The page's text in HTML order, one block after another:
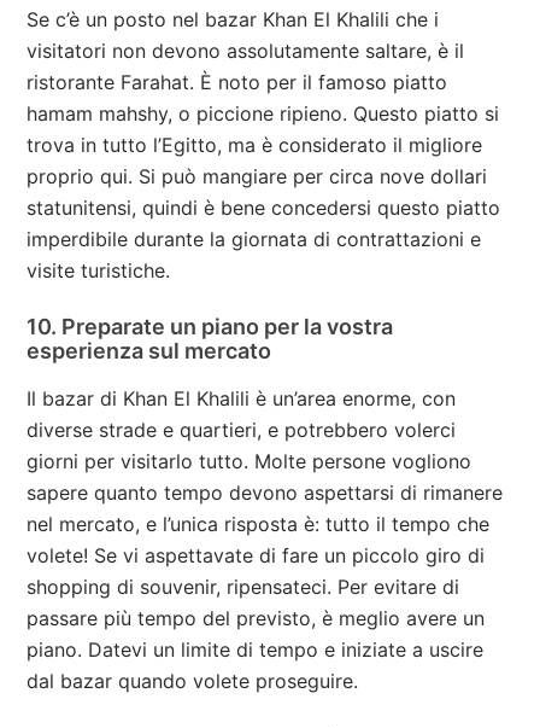
Se c’è un posto nel bazar Khan El Khalili che i
visitatori non devono assolutamente saltare, è il
ristorante Farahat. È noto per il famoso piatto
hamam mahshy, o piccione ripieno. Questo piatto si
trova in tutto l’Egitto, ma è considerato il migliore
proprio qui. Si può mangiare per circa nove dollari
statunitensi, quindi è bene concedersi questo piatto
imperdibile durante la giornata di contrattazioni e
visite turistiche.
10. Preparate un piano per la vostra
esperienza sul mercato
Il bazar di Khan El Khalili è un’area enorme, con
diverse strade e quartieri, e potrebbero volerci
giorni per visitarlo tutto. Molte persone vogliono
sapere quanto tempo devono aspettarsi di rimanere
nel mercato, e l’unica risposta è: tutto il tempo che
volete! Se vi aspettavate di fare un piccolo giro di
shopping di souvenir, ripensateci. Per evitare di
passare più tempo del previsto, è meglio avere un
piano. Datevi un limite di tempo e iniziate a uscire
dal bazar quando volete proseguire.